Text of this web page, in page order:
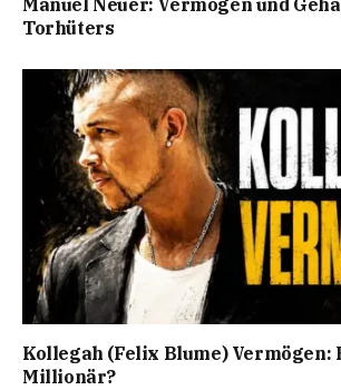
Torhüters
Kollegah (Felix Blume) Vermögen:
Millionär?